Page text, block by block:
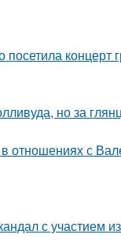
концерт
но за
отношениях с
с участием